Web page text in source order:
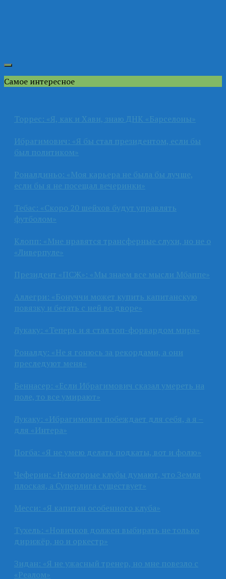
Самое интересное
Торрес: «Я, как и Хави, знаю ДНК «Барселоны»
Ибрагимович: «Я бы стал президентом, если бы
был политиком»
Роналдиньо: «Моя карьера не была бы лучше,
если бы я не посещал вечеринки»
Тебас: «Скоро 20 шейхов будут управлять
футболом»
Клопп: «Мне нравятся трансферные слухи, но не о
«Ливерпуле»
Президент «ПСЖ»: «Мы знаем все мысли Мбаппе»
Аллегри: «Бонуччи может купить капитанскую
повязку и бегать с ней во дворе»
Лукаку: «Теперь и я стал топ-форвардом мира»
Роналду: «Не я гонюсь за рекордами, а они
преследуют меня»
Беннасер: «Если Ибрагимович сказал умереть на
поле, то все умирают»
Лукаку: «Ибрагимович побеждает для себя, а я –
для «Интера»
Погба: «Я не умею делать подкаты, вот и фолю»
Чеферин: «Некоторые клубы думают, что Земля
плоская, а Суперлига существует»
Месси: «Я капитан особенного клуба»
Тухель: «Новичков должен выбирать не только
дирижёр, но и оркестр»
Зидан: «Я не ужасный тренер, но мне повезло с
«Реалом»